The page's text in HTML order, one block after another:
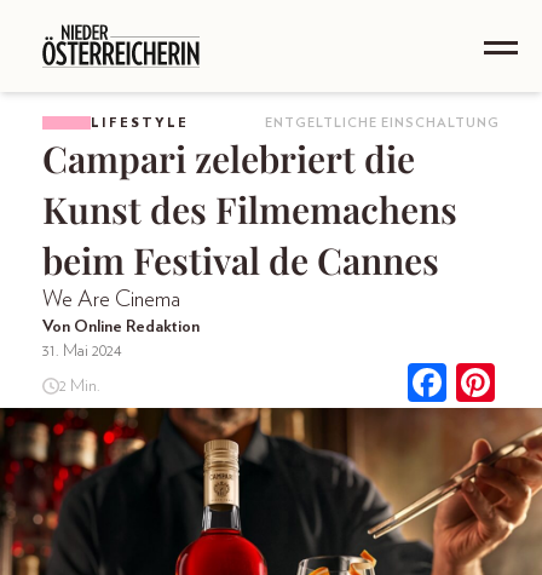
LIFESTYLE ENTGELTLICHE EINSCHALTUNG
Campari zelebriert die
Kunst des Filmemachens
beim Festival de Cannes
We Are Cinema
Von Online Redaktion
31. Mai 2024
2 Min.